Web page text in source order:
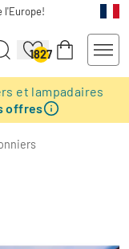
l'Europe!
1827
et lampadaires
offres